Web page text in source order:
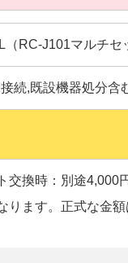
（RC-J101マルチセ
続,既設機器処分含
交換時：別途4,000
ります。正式な金額